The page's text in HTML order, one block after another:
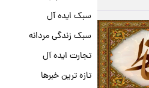
سبک ایده آل
سبک زندگی مردانه
تجارت ایده آل
تازه ترین خبرها